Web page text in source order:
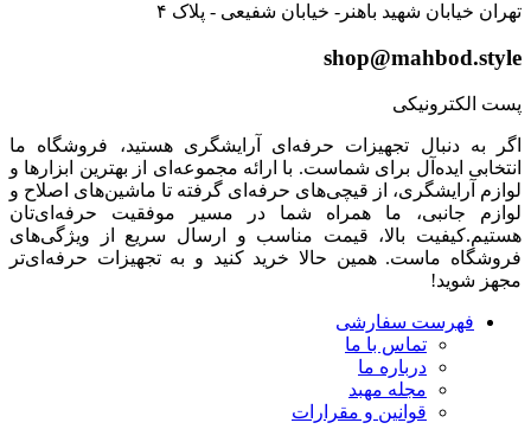
تهران خیابان شهید باهنر- خیابان شفیعی - پلاک ۴
shop@mahbod.style
پست الکترونیکی
اگر به دنبال تجهیزات حرفه‌ای آرایشگری هستید، فروشگاه ما
انتخابی ایده‌آل برای شماست. با ارائه مجموعه‌ای از بهترین ابزارها و
لوازم آرایشگری، از قیچی‌های حرفه‌ای گرفته تا ماشین‌های اصلاح و
لوازم جانبی، ما همراه شما در مسیر موفقیت حرفه‌ای‌تان
هستیم.کیفیت بالا، قیمت مناسب و ارسال سریع از ویژگی‌های
فروشگاه ماست. همین حالا خرید کنید و به تجهیزات حرفه‌ای‌تر
مجهز شوید!
فهرست سفارشی
تماس با ما
درباره ما
مجله مهبد
قوانین و مقرارات